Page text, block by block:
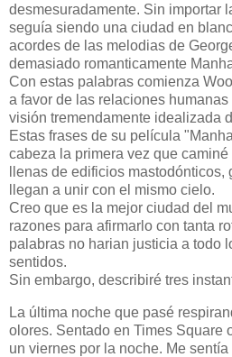
desmesuradamente. Sin importar
seguía siendo una ciudad en
acordes de las melodias de
demasiado romanticamente
Con estas palabras comienza
a favor de las relaciones
visión tremendamente idealizada
Estas frases de su película
cabeza la primera vez que
llenas de edificios
llegan a unir con el mismo cielo.
Creo que es la mejor ciudad del
razones para afirmarlo con tanta
palabras no harian justicia a todo
sentidos.
Sin embargo, describiré tres
La última noche que pasé
olores. Sentado en Times Square
un viernes por la noche. Me